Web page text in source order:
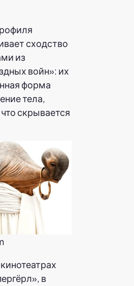
сходство
из
войн»: их
форма
тела,
скрывается
в